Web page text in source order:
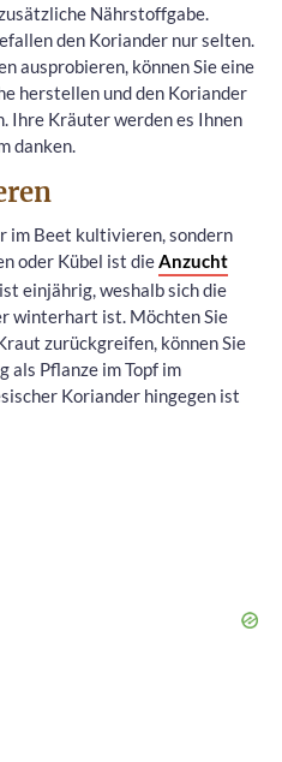
Nährstoffgabe.
den Koriander nur selten.
ausprobieren, können Sie eine
herstellen und den Koriander
Ihre Kräuter werden es Ihnen
danken.
im Beet kultivieren, sondern
oder Kübel ist die Anzucht
einjährig, weshalb sich die
winterhart ist. Möchten Sie
zurückgreifen, können Sie
als Pflanze im Topf im
Koriander hingegen ist